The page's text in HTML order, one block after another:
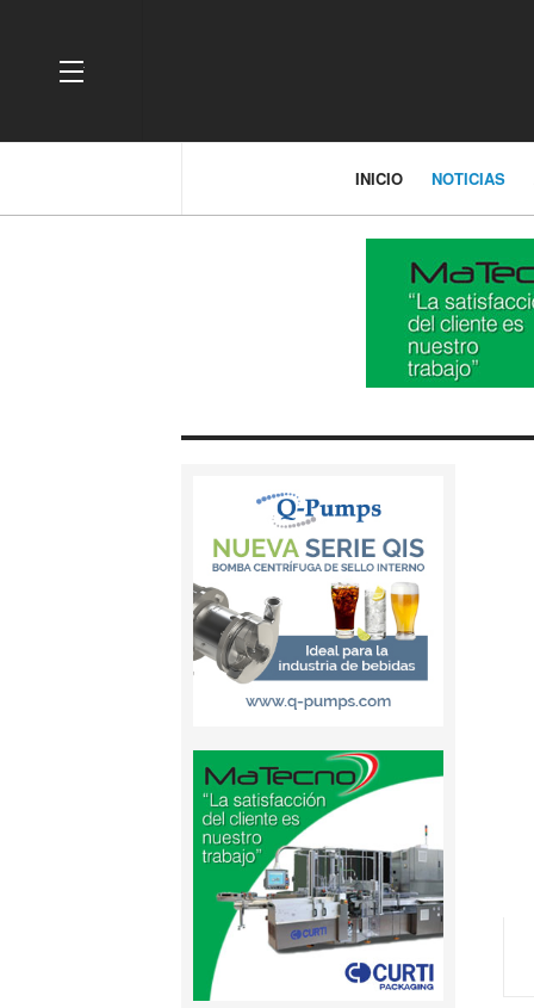
OFF CANVAS
INICIO NOTICIAS